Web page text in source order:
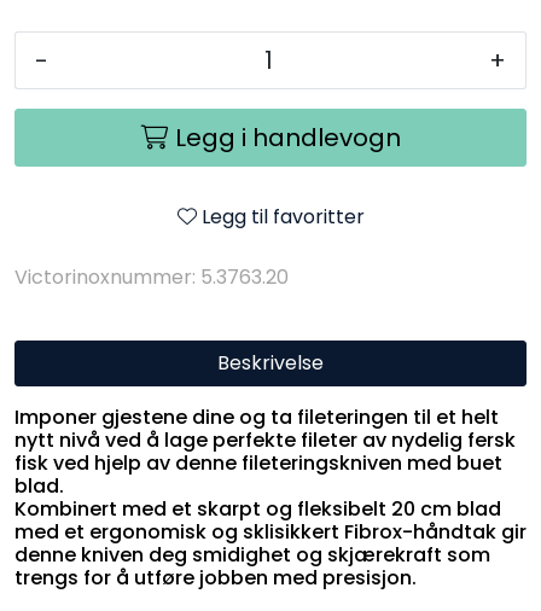
- +
Legg i handlevogn
Legg til favoritter
Victorinoxnummer: 5.3763.20
Beskrivelse
Imponer gjestene dine og ta fileteringen til et helt
nytt nivå ved å lage perfekte fileter av nydelig fersk
fisk ved hjelp av denne fileteringskniven med buet
blad.
Kombinert med et skarpt og fleksibelt 20 cm blad
med et ergonomisk og sklisikkert Fibrox-håndtak gir
denne kniven deg smidighet og skjærekraft som
trengs for å utføre jobben med presisjon.